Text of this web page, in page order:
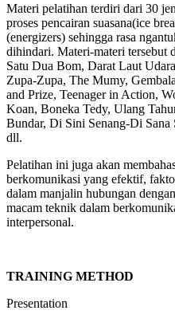
Materi pelatihan terdiri dari 30
proses pencairan suasana(ice
(energizers) sehingga rasa
dihindari. Materi-materi tersebut
Satu Dua Bom, Darat Laut
Zupa-Zupa, The Mumy,
and Prize, Teenager in Action,
Koan, Boneka Tedy, Ulang
Bundar, Di Sini Senang-Di
dll.
Pelatihan ini juga akan
berkomunikasi yang efektif,
dalam manjalin hubungan
macam teknik dalam
interpersonal.
TRAINING METHOD
Presentation